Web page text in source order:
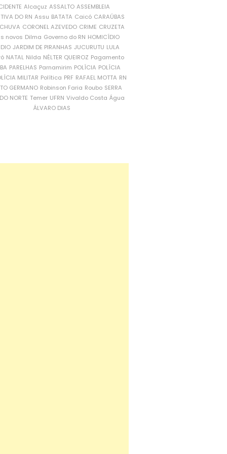
Alcaçuz ASSALTO ASSEMBLEIA
DO RN Assu BATATA Caicó CARAÚBAS
CORONEL AZEVEDO CRIME CRUZETA
novos Dilma Governo do RN HOMICÍDIO
JARDIM DE PIRANHAS JUCURUTU LULA
NATAL Nilda NÉLTER QUEIROZ Pagamento
PARELHAS Parnamirim POLÍCIA POLÍCIA
MILITAR Política PRF RAFAEL MOTTA RN
GERMANO Robinson Faria Roubo SERRA
NORTE Temer UFRN Vivaldo Costa Água
ÁLVARO DIAS